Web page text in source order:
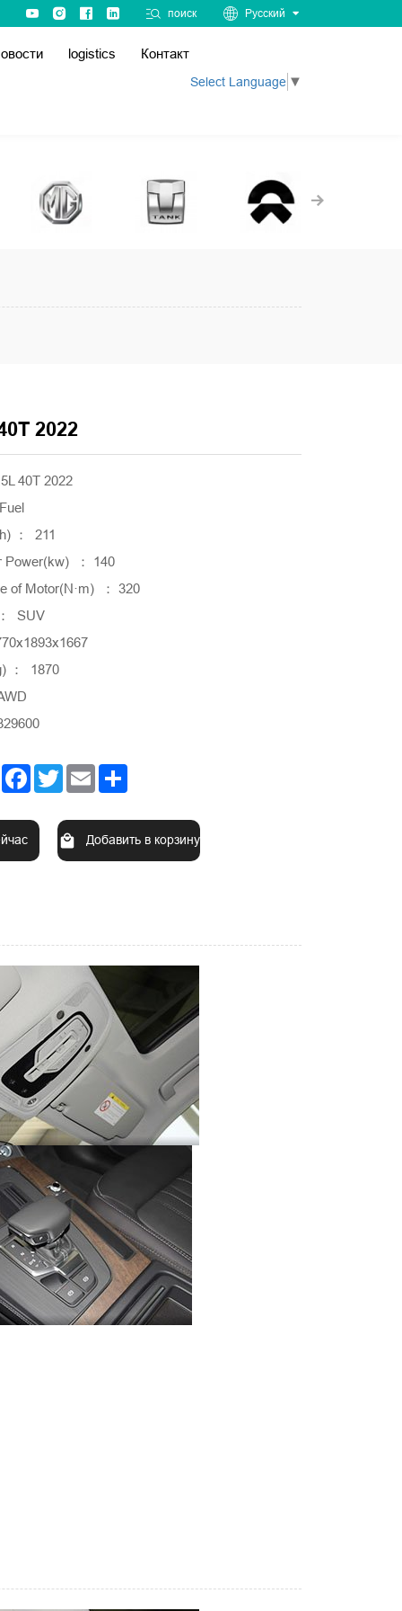
поиск Русский
logistics Контакт
Select Language ▼
2022
40T 2022
： 211
Power(kw) ： 140
of Motor(N·m) ： 320
SUV
： 1870
Facebook
TwitterEmail
Добавить в корзину